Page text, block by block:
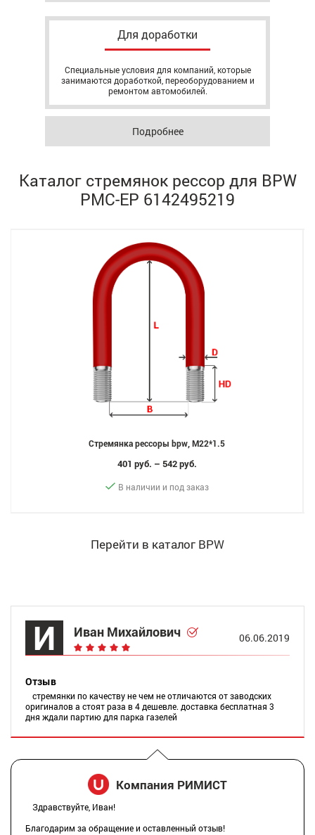
Для доработки
Специальные условия для компаний, которые
занимаются доработкой, переоборудованием и
ремонтом автомобилей.
Подробнее
Каталог стремянок рессор для BPW
РМС-EP 6142495219
Стремянка рессоры bpw, M22*1.5
401 руб. – 542 руб.
В наличии и под заказ
Перейти в каталог BPW
И Иван Михайлович 06.06.2019
Отзыв
стремянки по качеству не чем не отличаются от заводских
оригиналов а стоят раза в 4 дешевле. доставка бесплатная 3
дня ждали партию для парка газелей
Компания РИМИСТ
Здравствуйте, Иван!
Благодарим за обращение и оставленный отзыв!